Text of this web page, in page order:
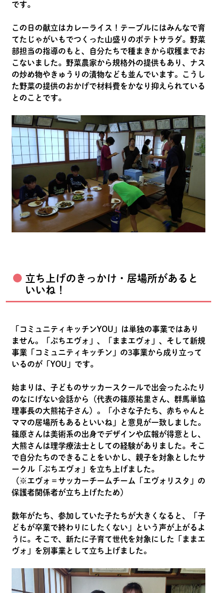
です。
この日の献立はカレーライス！テーブルにはみんなで育
てたじゃがいもでつくった山盛りのポテトサラダ。野菜
部担当の指導のもと、自分たちで種まきから収穫までお
こないました。野菜農家から規格外の提供もあり、ナス
の炒め物やきゅうりの漬物なども並んでいます。こうし
た野菜の提供のおかげで材料費をかなり抑えられている
とのことです。
立ち上げのきっかけ・居場所があると
いいね！
「コミュニティキッチンYOU」は単独の事業ではあり
ません。「ぷちエヴォ」、「ままエヴォ」、そして新規
事業「コミュニティキッチン」の3事業から成り立って
いるのが「YOU」です。
始まりは、子どものサッカースクールで出会ったふたり
のなにげない会話から（代表の篠原祐里さん、群馬単協
理事長の大熊祐子さん）。「小さな子たち、赤ちゃんと
ママの居場所もあるといいね」と意見が一致しました。
篠原さんは美術系の出身でデザインや広報が得意とし、
大熊さんは理学療法士としての経験がありました。そこ
で自分たちのできることをいかし、親子を対象としたサ
ークル「ぷちエヴォ」を立ち上げました。
（※エヴォ＝サッカーチームチーム「エヴォリスタ」の
保護者関係者が立ち上げたため）
数年がたち、参加していた子たちが大きくなると、「子
どもが卒業で終わりにしたくない」という声が上がるよ
うに。そこで、新たに子育て世代を対象にした「ままエ
ヴォ」を別事業として立ち上げました。